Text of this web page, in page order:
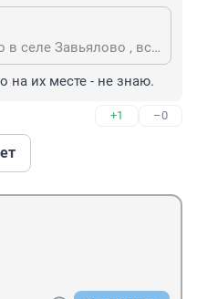
Он назывался Макаренко в селе Завьялово , всё детство там ! Ещё был , 1 Мая по-моему назывался ! Возили на теплоходе , во счастья было !
на их месте - не знаю.
+1 –0